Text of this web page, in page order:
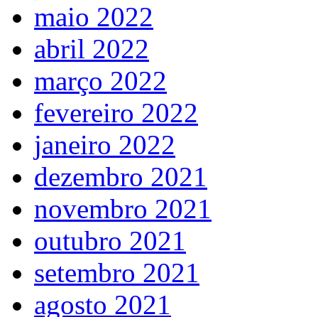
maio 2022
abril 2022
março 2022
fevereiro 2022
janeiro 2022
dezembro 2021
novembro 2021
outubro 2021
setembro 2021
agosto 2021